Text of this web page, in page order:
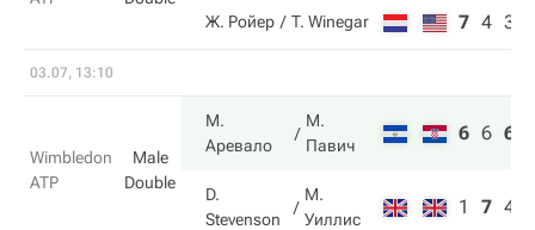
Ж. Ройер T. Winegar 7 4 3
03.07, 13:10
Wimbledon
ATP
Male
Double
М.
Аревало
М.
Павич
6 6 6
D.
Stevenson
М.
Уиллис
1 7 4